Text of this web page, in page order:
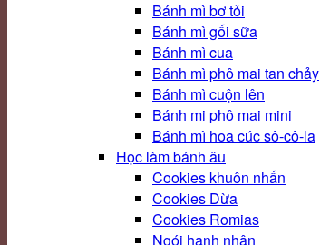
Bánh mì bơ tỏi
Bánh mì gối sữa
Bánh mì cua
Bánh mì phô mai tan chảy
Bánh mì cuộn lên
Bánh mi phô mai mini
Bánh mì hoa cúc sô-cô-la
Học làm bánh âu
Cookies khuôn nhấn
Cookies Dừa
Cookies Romias
Ngói hạnh nhân